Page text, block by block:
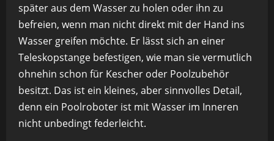
später aus dem Wasser zu holen oder ihn zu
befreien, wenn man nicht direkt mit der Hand ins
Wasser greifen möchte. Er lässt sich an einer
Teleskopstange befestigen, wie man sie vermutlich
ohnehin schon für Kescher oder Poolzubehör
besitzt. Das ist ein kleines, aber sinnvolles Detail,
denn ein Poolroboter ist mit Wasser im Inneren
nicht unbedingt federleicht.